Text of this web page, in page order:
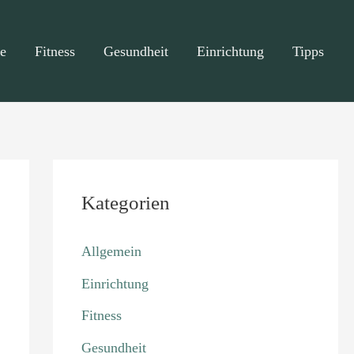
Fitness Gesundheit Einrichtung Tipps
Kategorien
Allgemein
Einrichtung
Fitness
Gesundheit